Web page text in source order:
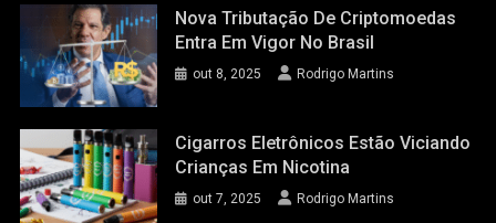
Nova Tributação De Criptomoedas
Entra Em Vigor No Brasil
out 8, 2025 Rodrigo Martins
Cigarros Eletrônicos Estão Viciando
Crianças Em Nicotina
out 7, 2025 Rodrigo Martins